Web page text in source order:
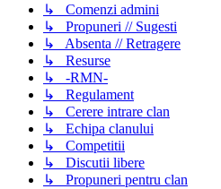
↳ Comenzi admini
↳ Propuneri // Sugesti
↳ Absenta // Retragere
↳ Resurse
↳ -RMN-
↳ Regulament
↳ Cerere intrare clan
↳ Echipa clanului
↳ Competitii
↳ Discutii libere
↳ Propuneri pentru clan